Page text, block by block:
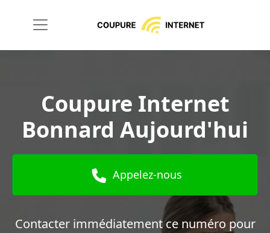
Coupure Internet
Bonnard Aujourd'hui
Appelez-nous
Contacter immédiatement ce numéro pour